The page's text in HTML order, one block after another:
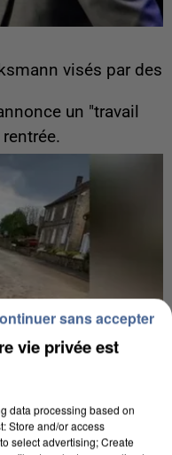
visés par des
un "travail
vie privée est
data processing based on
Store and/or access
select advertising; Create
sans accepter